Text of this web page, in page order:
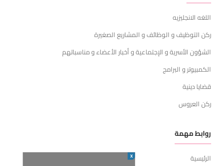
اللغه الانجليزيه
ركن التوظيف و الوظائف و المشاريع الصغيرة
الشؤون الأسرية و الإجتماعية و أخبار الأعضاء و مناسباتهم
الكمبيوتر و البرامج
قضايا دينية
ركن العروس
روابط مهمة
الرئيسية X